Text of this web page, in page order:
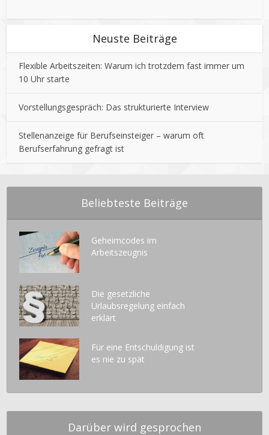
Neuste Beiträge
Flexible Arbeitszeiten: Warum ich trotzdem fast immer um
10 Uhr starte
Vorstellungsgespräch: Das strukturierte Interview
Stellenanzeige für Berufseinsteiger – warum oft
Berufserfahrung gefragt ist
Beliebteste Beiträge
Geheimcodes im
Arbeitszeugnis
Die gesetzliche
Urlaubsregelung einfach
erklärt
Für eine Entschuldigung ist
es nie zu spät
Darüber wird gesprochen